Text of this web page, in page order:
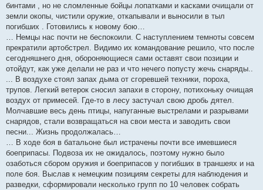
бинтами , но не сломленные бойцы лопатками и касками очищали от
земли окопы, чистили оружие, откапывали и выносили в тыл
погибших . Готовились к новому бою…
… Немцы нас почти не беспокоили. С наступлением темноты совсем
прекратили артобстрел. Видимо их командование решило, что после
сегодняшнего дня, обороняющиеся сами оставят свои позиции и
отойдут, как уже делали не раз и что нечего попусту жечь снаряды..
... В воздухе стоял запах дыма от сгоревшей техники, пороха,
трупов. Легкий ветерок сносил запахи в сторону, потихоньку очищая
воздух от примесей. Где-то в лесу застучал свою дробь дятел.
Молчавшие весь день птицы, напуганные выстрелами и разрывами
снарядов, стали возвращаться на свои места и заводить свои
песни... Жизнь продолжалась…
… В ходе боя в батальоне был истрачены почти все имевшиеся
боеприпасы. Подвоза их не ожидалось, поэтому нужно было
озаботься сбором оружия и боеприпасов у погибших в траншеях и на
поле боя. Выслав к немецким позициям секреты для наблюдения и
разведки, сформировали несколько групп по 10 человек собрать